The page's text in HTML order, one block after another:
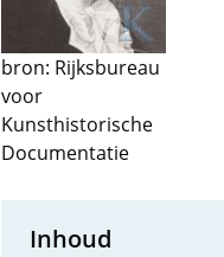
bron: Rijksbureau
voor
Kunsthistorische
Documentatie
Inhoud